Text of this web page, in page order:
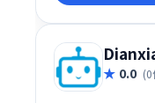
0.0 (0